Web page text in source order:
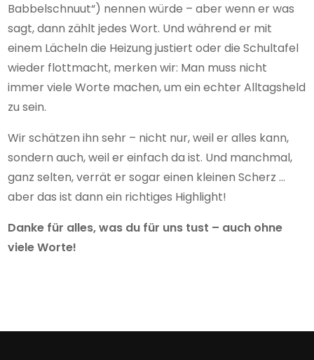
Babbelschnuut“) nennen würde – aber wenn er was
sagt, dann zählt jedes Wort. Und während er mit
einem Lächeln die Heizung justiert oder die Schultafel
wieder flottmacht, merken wir: Man muss nicht
immer viele Worte machen, um ein echter Alltagsheld
zu sein.
Wir schätzen ihn sehr – nicht nur, weil er alles kann,
sondern auch, weil er einfach da ist. Und manchmal,
ganz selten, verrät er sogar einen kleinen Scherz …
aber das ist dann ein richtiges Highlight!
Danke für alles, was du für uns tust – auch ohne
viele Worte!